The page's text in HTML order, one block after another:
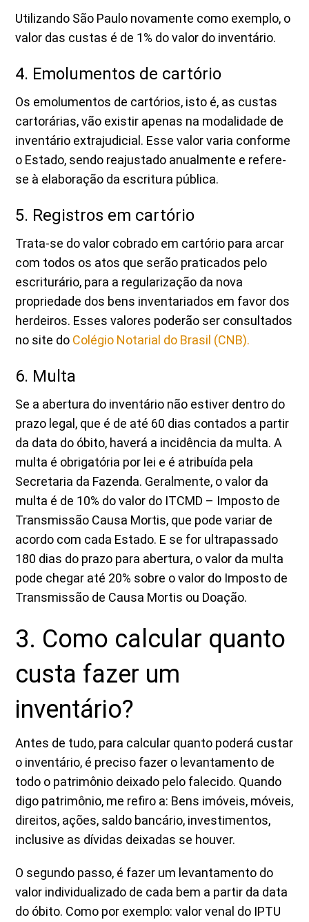
Utilizando São Paulo novamente como exemplo, o
valor das custas é de 1% do valor do inventário.
4. Emolumentos de cartório
Os emolumentos de cartórios, isto é, as custas
cartorárias, vão existir apenas na modalidade de
inventário extrajudicial. Esse valor varia conforme
o Estado, sendo reajustado anualmente e refere-
se à elaboração da escritura pública.
5. Registros em cartório
Trata-se do valor cobrado em cartório para arcar
com todos os atos que serão praticados pelo
escriturário, para a regularização da nova
propriedade dos bens inventariados em favor dos
herdeiros. Esses valores poderão ser consultados
no site do Colégio Notarial do Brasil (CNB).
6. Multa
Se a abertura do inventário não estiver dentro do
prazo legal, que é de até 60 dias contados a partir
da data do óbito, haverá a incidência da multa. A
multa é obrigatória por lei e é atribuída pela
Secretaria da Fazenda. Geralmente, o valor da
multa é de 10% do valor do ITCMD – Imposto de
Transmissão Causa Mortis, que pode variar de
acordo com cada Estado. E se for ultrapassado
180 dias do prazo para abertura, o valor da multa
pode chegar até 20% sobre o valor do Imposto de
Transmissão de Causa Mortis ou Doação.
3. Como calcular quanto
custa fazer um
inventário?
Antes de tudo, para calcular quanto poderá custar
o inventário, é preciso fazer o levantamento de
todo o patrimônio deixado pelo falecido. Quando
digo patrimônio, me refiro a: Bens imóveis, móveis,
direitos, ações, saldo bancário, investimentos,
inclusive as dívidas deixadas se houver.
O segundo passo, é fazer um levantamento do
valor individualizado de cada bem a partir da data
do óbito. Como por exemplo: valor venal do IPTU